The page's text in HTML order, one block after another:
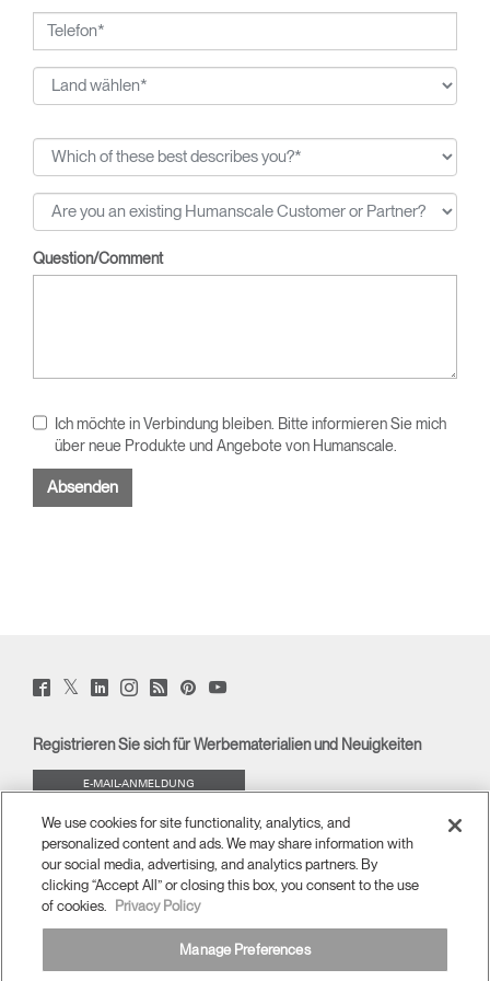
Question/Comment
Ich möchte in Verbindung bleiben. Bitte informieren Sie mich
über neue Produkte und Angebote von Humanscale.
Facebook
(opens
Twitter
(opens
LinkedIn
(opens
Instagram
(opens
Humanscale
Blog
window)
PinterstYouTube
Registrieren Sie sich für Werbematerialien und Neuigkeiten
E-MAIL-ANMELDUNG
ÜBERBLICK
ERGONOMISCHE HILFSMITTEL
MEDIENCENTER
We use cookies for site functionality, analytics, and
personalized content and ads. We may share information with
our social media, advertising, and analytics partners. By
clicking “Accept All” or closing this box, you consent to the use
of cookies.
Privacy Policy
Manage Preferences